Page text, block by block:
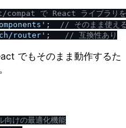
/compat で React ライブラリ
; // そのまま使え
/ router' ; // 互換性あり
でもそのまま動作するた
向けの最適化機能